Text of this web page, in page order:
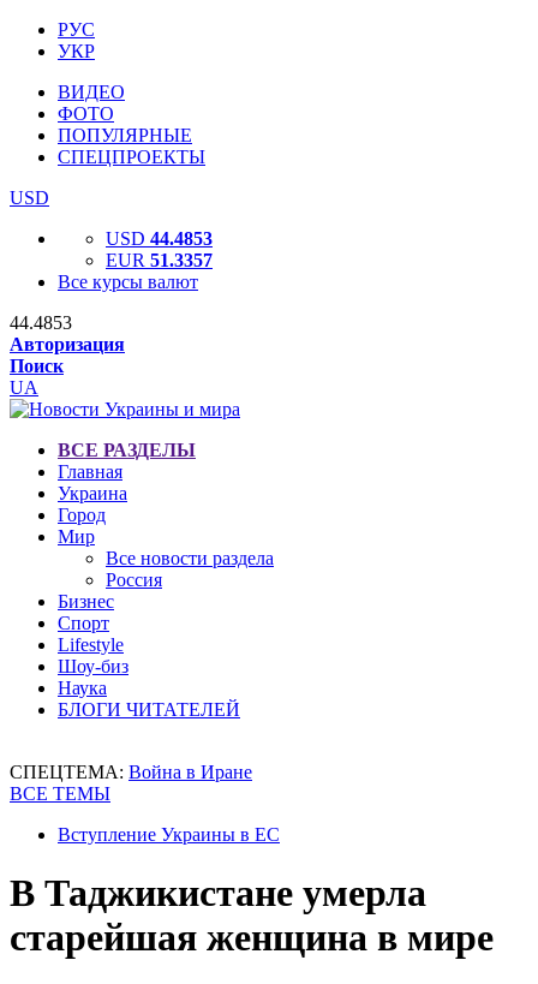
РУС
УКР
ВИДЕО
ФОТО
ПОПУЛЯРНЫЕ
СПЕЦПРОЕКТЫ
USD
USD 44.4853
EUR 51.3357
Все курсы валют
44.4853
Авторизация
Поиск
UA
ВСЕ РАЗДЕЛЫ
Главная
Украина
Город
Мир
Все новости раздела
Россия
Бизнес
Спорт
Lifestyle
Шоу-биз
Наука
БЛОГИ ЧИТАТЕЛЕЙ
СПЕЦТЕМА: Война в Иране
ВСЕ ТЕМЫ
Вступление Украины в ЕС
В Таджикистане умерла
старейшая женщина в мире